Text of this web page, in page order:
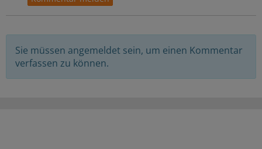
Sie müssen angemeldet sein, um einen Kommentar
verfassen zu können.